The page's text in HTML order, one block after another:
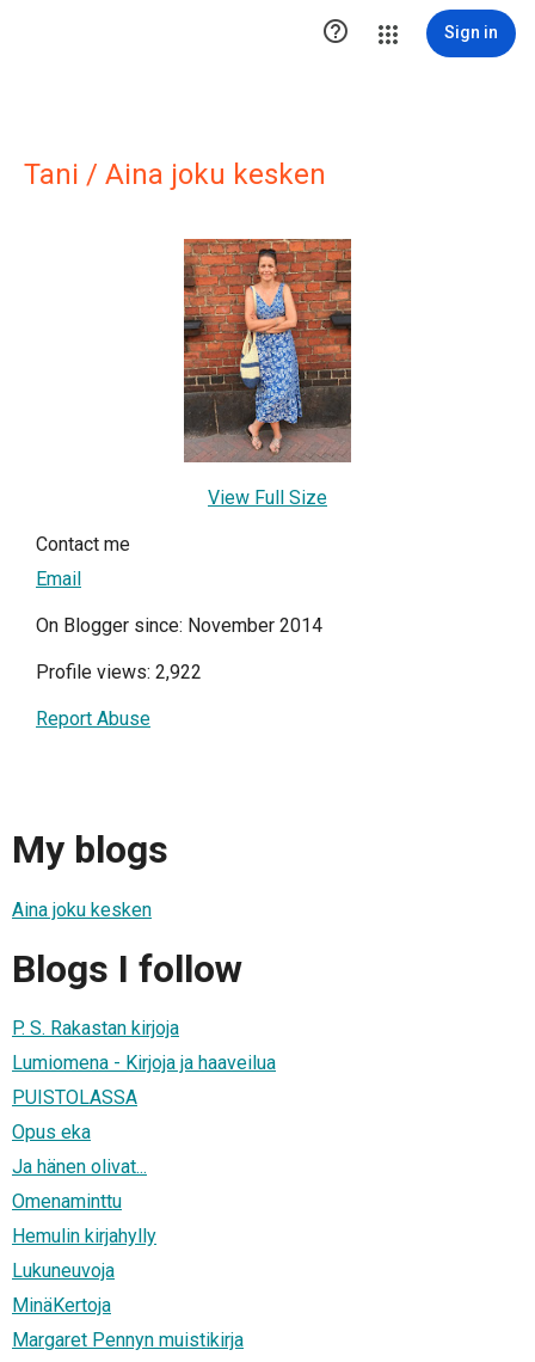
 Sign in
Tani / Aina joku kesken
View Full Size
Contact me
Email
On Blogger since: November 2014
Profile views: 2,922
Report Abuse
My blogs
Aina joku kesken
Blogs I follow
P. S. Rakastan kirjoja
Lumiomena - Kirjoja ja haaveilua
PUISTOLASSA
Opus eka
Ja hänen olivat...
Omenaminttu
Hemulin kirjahylly
Lukuneuvoja
MinäKertoja
Margaret Pennyn muistikirja